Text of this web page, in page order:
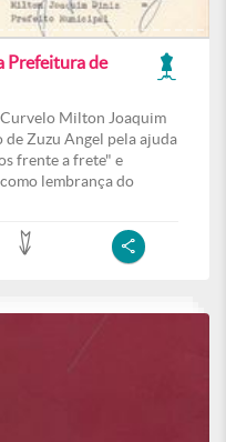
Prefeitura de
Milton Joaquim
Zuzu Angel pela ajuda
frente a frete" e
lembrança do